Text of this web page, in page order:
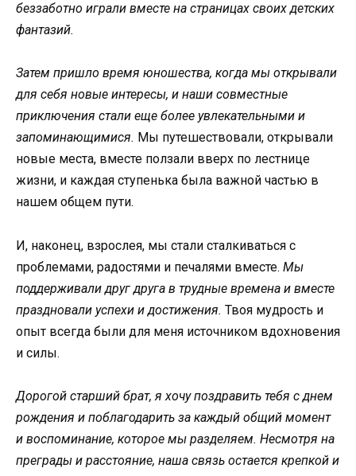
беззаботно играли вместе на страницах своих детских
фантазий.
Затем пришло время юношества, когда мы открывали
для себя новые интересы, и наши совместные
приключения стали еще более увлекательными и
запоминающимися. Мы путешествовали, открывали
новые места, вместе ползали вверх по лестнице
жизни, и каждая ступенька была важной частью в
нашем общем пути.
И, наконец, взрослея, мы стали сталкиваться с
проблемами, радостями и печалями вместе. Мы
поддерживали друг друга в трудные времена и вместе
праздновали успехи и достижения. Твоя мудрость и
опыт всегда были для меня источником вдохновения
и силы.
Дорогой старший брат, я хочу поздравить тебя с днем
рождения и поблагодарить за каждый общий момент
и воспоминание, которое мы разделяем. Несмотря на
преграды и расстояние, наша связь остается крепкой и